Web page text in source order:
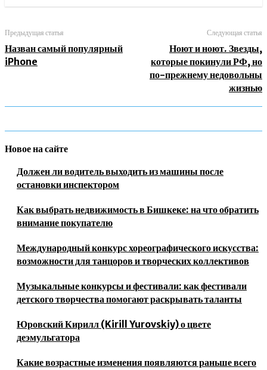
Предыдущая статья
Назван самый популярный
iPhone
Следующая статья
Ноют и ноют. Звезды,
которые покинули РФ, но
по-прежнему недовольны
жизнью
Новое на сайте
Должен ли водитель выходить из машины после
остановки инспектором
Как выбрать недвижимость в Бишкеке: на что обратить
внимание покупателю
Международный конкурс хореографического искусства:
возможности для танцоров и творческих коллективов
Музыкальные конкурсы и фестивали: как фестивали
детского творчества помогают раскрывать таланты
Юровский Кирилл (Kirill Yurovskiy) о цвете
деэмульгатора
Какие возрастные изменения появляются раньше всего